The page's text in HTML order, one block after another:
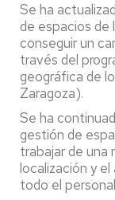
Se ha
de espacios de
conseguir un
través del
geográfica de
Zaragoza).
Se ha
gestión de
trabajar de una
localización y
todo el